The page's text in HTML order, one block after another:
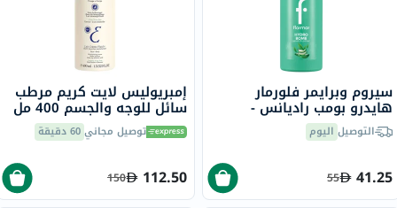
سيروم وبرايمر فلورمار
هايدرو بومب راديانس -
شفاف/002
التوصيل اليوم
41.25
55
إمبريوليس لايت كريم مرطب
سائل للوجه والجسم 400 مل
توصيل مجاني60 دقيقة
112.50
150